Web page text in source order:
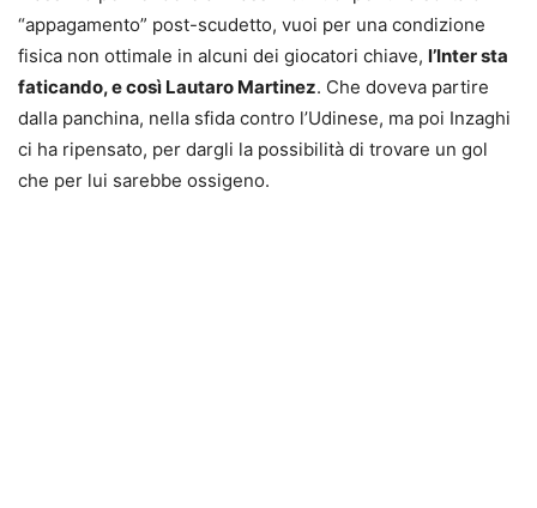
“appagamento” post-scudetto, vuoi per una condizione
fisica non ottimale in alcuni dei giocatori chiave, l’Inter sta
faticando, e così Lautaro Martinez. Che doveva partire
dalla panchina, nella sfida contro l’Udinese, ma poi Inzaghi
ci ha ripensato, per dargli la possibilità di trovare un gol
che per lui sarebbe ossigeno.